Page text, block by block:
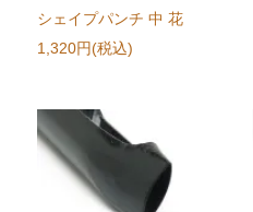
シェイプパンチ 中 花
1,320円(税込)